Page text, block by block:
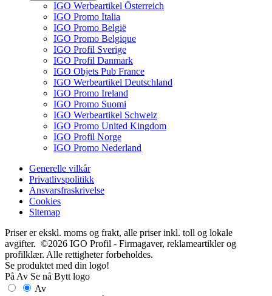
IGO Werbeartikel Österreich
IGO Promo Italia
IGO Promo België
IGO Promo Belgique
IGO Profil Sverige
IGO Profil Danmark
IGO Objets Pub France
IGO Werbeartikel Deutschland
IGO Promo Ireland
IGO Promo Suomi
IGO Werbeartikel Schweiz
IGO Promo United Kingdom
IGO Profil Norge
IGO Promo Nederland
Generelle vilkår
Privatlivspolitikk
Ansvarsfraskrivelse
Cookies
Sitemap
Priser er ekskl. moms og frakt, alle priser inkl. toll og lokale
avgifter. ©2026 IGO Profil - Firmagaver, reklameartikler og
profilklær. Alle rettigheter forbeholdes.
Se produktet med din logo!
På Av Se nå Bytt logo
Av